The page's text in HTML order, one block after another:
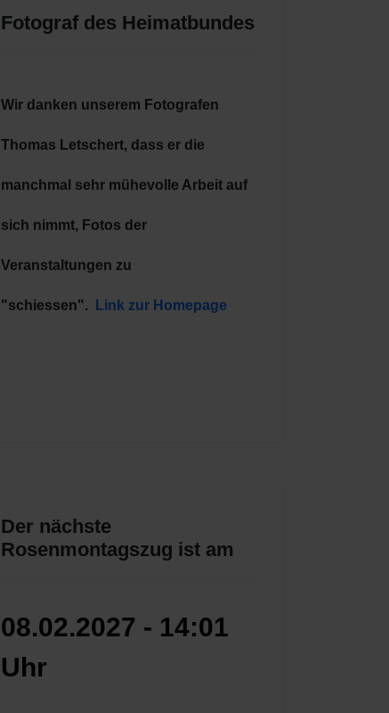
Fotograf des Heimatbundes
Wir danken unserem Fotografen
Thomas Letschert, dass er die
manchmal sehr mühevolle Arbeit auf
sich nimmt, Fotos der
Veranstaltungen zu
"schiessen". Link zur Homepage
Der nächste
Rosenmontagszug ist am
08.02.2027 - 14:01
Uhr